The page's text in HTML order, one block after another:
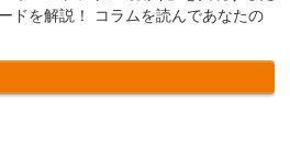
ドを解説！ コラムを読んであなたの